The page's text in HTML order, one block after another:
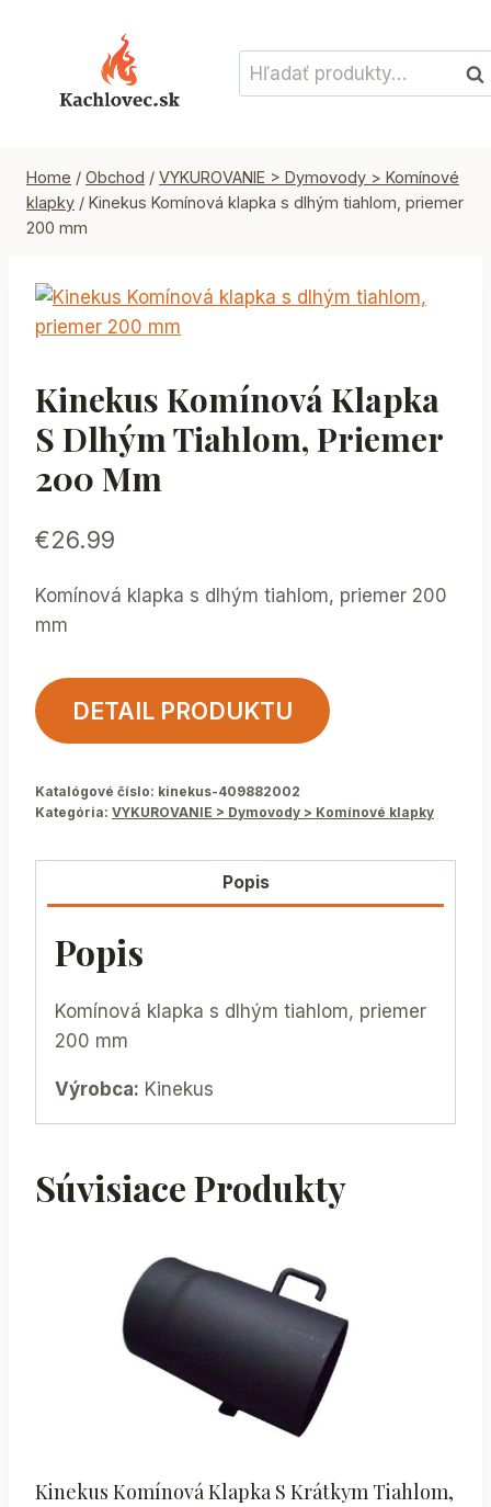
Hľadať:
Home / Obchod / VYKUROVANIE > Dymovody > Komínové
klapky / Kinekus Komínová klapka s dlhým tiahlom, priemer
200 mm
Kinekus Komínová Klapka
S Dlhým Tiahlom, Priemer
200 Mm
€26.99
Komínová klapka s dlhým tiahlom, priemer 200
mm
DETAIL PRODUKTU
Katalógové číslo: kinekus-409882002
Kategória: VYKUROVANIE > Dymovody > Komínové klapky
Popis
Popis
Komínová klapka s dlhým tiahlom, priemer
200 mm
Výrobca: Kinekus
Súvisiace Produkty
Kinekus Komínová Klapka S Krátkym Tiahlom,